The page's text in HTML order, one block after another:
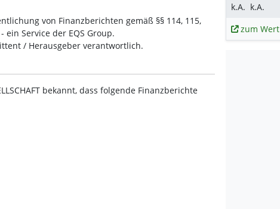
von Finanzberichten gemäß §§ 114, 115,
ein Service der EQS Group.
/ Herausgeber verantwortlich.
bekannt, dass folgende Finanzberichte
k.A. k.A.
zum Wert